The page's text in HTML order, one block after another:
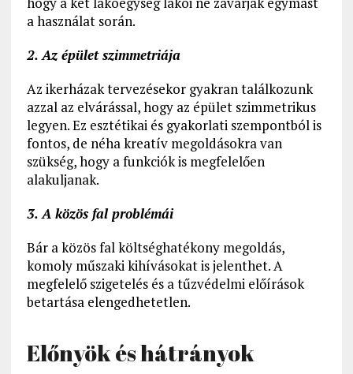
a használat során.
2. Az épület szimmetriája
Az ikerházak tervezésekor gyakran találkozunk
azzal az elvárással, hogy az épület szimmetrikus
legyen. Ez esztétikai és gyakorlati szempontból is
fontos, de néha kreatív megoldásokra van
szükség, hogy a funkciók is megfelelően
alakuljanak.
3. A közös fal problémái
Bár a közös fal költséghatékony megoldás,
komoly műszaki kihívásokat is jelenthet. A
megfelelő szigetelés és a tűzvédelmi előírások
betartása elengedhetetlen.
Előnyök és hátrányok